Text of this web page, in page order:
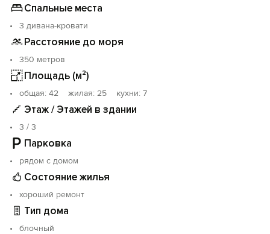
Спальные места
3 дивана-кровати
Расстояние до моря
350 метров
Площадь (м²)
oбщая: 42 жилая: 25 кухни: 7
Этаж / Этажей в здании
3 / 3
Парковка
рядом с домом
Состояние жилья
хороший ремонт
Тип дома
блочный